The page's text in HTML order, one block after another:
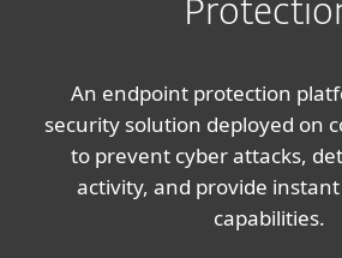
An endpoint protection
security solution deployed on
to prevent cyber attacks,
activity, and provide
capabilities.